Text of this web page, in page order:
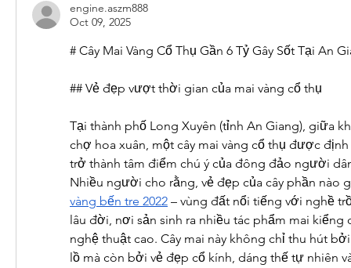
engine.aszm888
Oct 09, 2025
# Cây Mai Vàng Cổ Thụ Gần 6 Tỷ Gây Sốt Tại An
## Vẻ đẹp vượt thời gian của mai vàng cổ thụ
Tại thành phố Long Xuyên (tỉnh An Giang), giữa
chợ hoa xuân, một cây mai vàng cổ thụ được
trở thành tâm điểm chú ý của đông đảo người
Nhiều người cho rằng, vẻ đẹp của cây phần
vàng bến tre 2022 – vùng đất nổi tiếng với nghề
lâu đời, nơi sản sinh ra nhiều tác phẩm mai kiểng
nghệ thuật cao. Cây mai này không chỉ thu hút
lồ mà còn bởi vẻ đẹp cổ kính, dáng thế tự nhiên